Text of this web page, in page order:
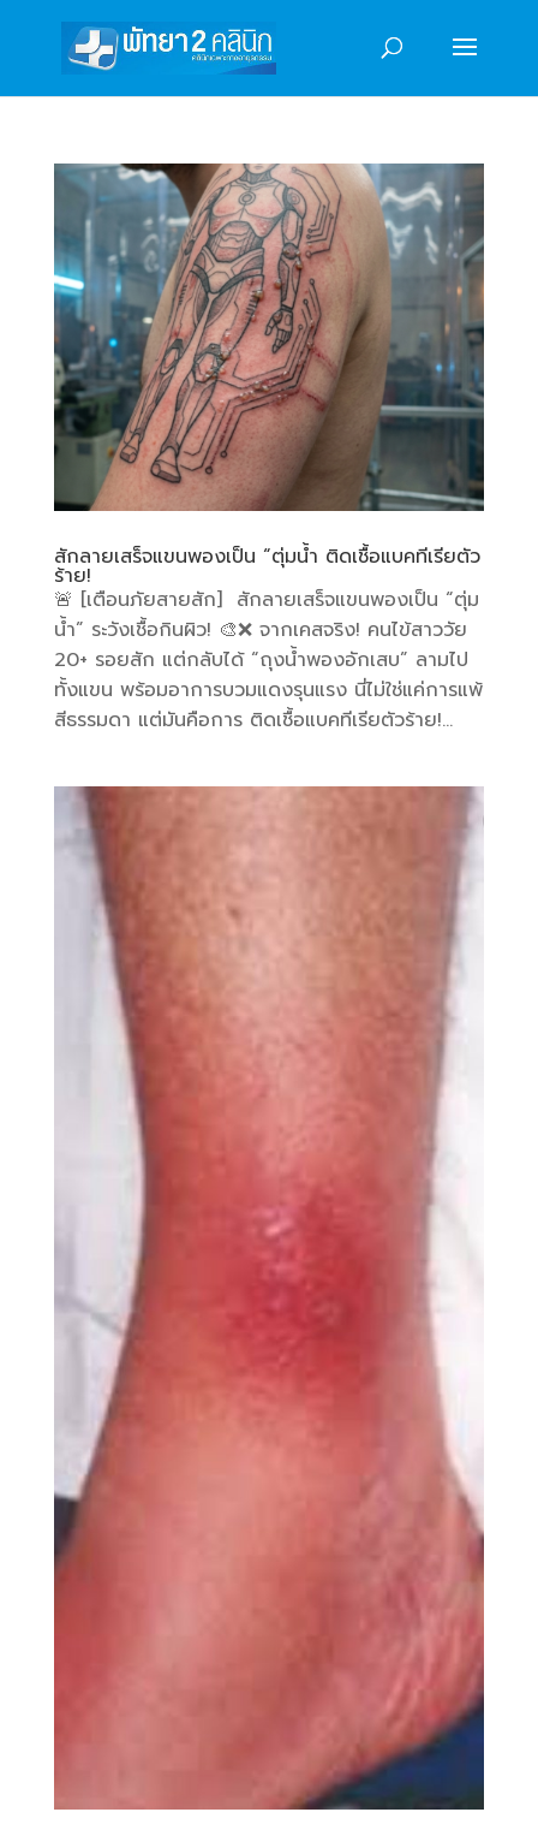
สักลายเสร็จแขนพองเป็น “ตุ่มน้ำ ติดเชื้อแบคทีเรียตัว
ร้าย!
🚨 [เตือนภัยสายสัก] สักลายเสร็จแขนพองเป็น “ตุ่ม
น้ำ” ระวังเชื้อกินผิว! 🎨❌ จากเคสจริง! คนไข้สาววัย
20+ รอยสัก แต่กลับได้ “ถุงน้ำพองอักเสบ” ลามไป
ทั้งแขน พร้อมอาการบวมแดงรุนแรง นี่ไม่ใช่แค่การแพ้
สีธรรมดา แต่มันคือการ ติดเชื้อแบคทีเรียตัวร้าย!...